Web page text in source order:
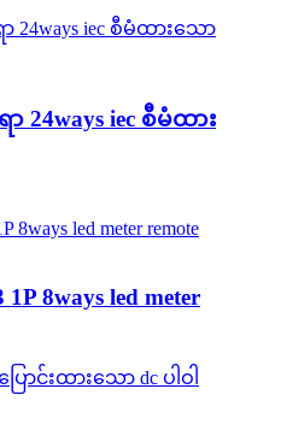
24ways iec စီမံထား
1P 8ways led meter